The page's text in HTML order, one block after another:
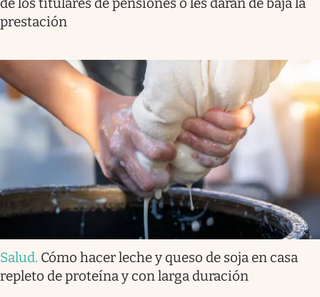
prestación
Salud. Cómo hacer leche y queso de soja en casa
repleto de proteína y con larga duración